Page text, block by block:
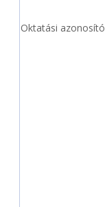
Oktatási azonosító